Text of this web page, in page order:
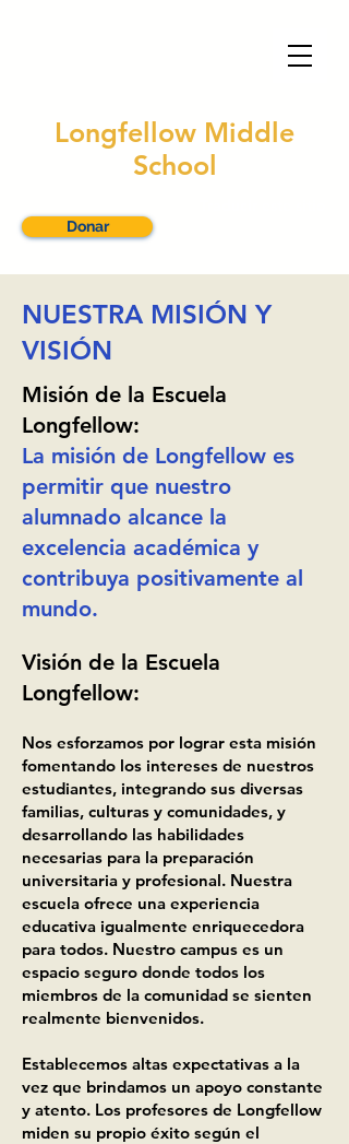
Longfellow Middle
School
Donar
NUESTRA MISIÓN Y
VISIÓN
Misión de la Escuela
Longfellow:
La misión de Longfellow es
permitir que nuestro
alumnado alcance la
excelencia académica y
contribuya positivamente al
mundo.
Visión de la Escuela
Longfellow:
Nos esforzamos por lograr esta misión
fomentando los intereses de nuestros
estudiantes, integrando sus diversas
familias, culturas y comunidades, y
desarrollando las habilidades
necesarias para la preparación
universitaria y profesional. Nuestra
escuela ofrece una experiencia
educativa igualmente enriquecedora
para todos. Nuestro campus es un
espacio seguro donde todos los
miembros de la comunidad se sienten
realmente bienvenidos.
Establecemos altas expectativas a la
vez que brindamos un apoyo constante
y atento. Los profesores de Longfellow
miden su propio éxito según el